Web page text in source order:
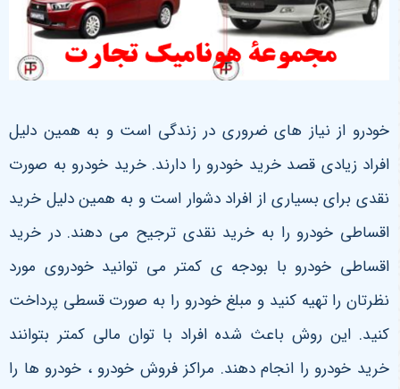
خودرو از نیاز های ضروری در زندگی است و به همین دلیل
افراد زیادی قصد خرید خودرو را دارند. خرید خودرو به صورت
نقدی برای بسیاری از افراد دشوار است و به همین دلیل خرید
اقساطی خودرو را به خرید نقدی ترجیح می دهند. در خرید
اقساطی خودرو با بودجه ی کمتر می توانید خودروی مورد
نظرتان را تهیه کنید و مبلغ خودرو را به صورت قسطی پرداخت
کنید. این روش باعث شده افراد با توان مالی کمتر بتوانند
خرید خودرو را انجام دهند. مراکز فروش خودرو ، خودرو ها را